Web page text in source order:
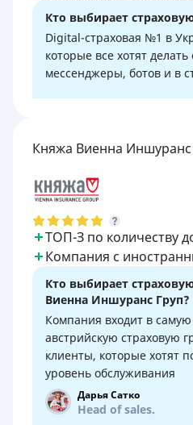
Кто выбирает
Digital-страховая №1 в
которые все хотят
мессенджеры, ботов и в
Княжа Виенна Иншуранс
ТОП-З по количеству
Компания с
Кто выбирает
Виенна Иншуранс Груп?
Компания входит в
австрийскую страховую
клиенты, которые хотят
уровень обслуживания
Дарья Сатко
Head of sales.